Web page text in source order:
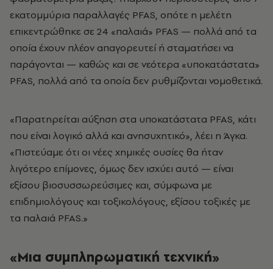
εκατομμύρια παραλλαγές PFAS, οπότε η μελέτη
επικεντρώθηκε σε 24 «παλαιά» PFAS — πολλά από τα
οποία έχουν πλέον απαγορευτεί ή σταματήσει να
παράγονται — καθώς και σε νεότερα «υποκατάστατα»
PFAS, πολλά από τα οποία δεν ρυθμίζονται νομοθετικά.
«Παρατηρείται αύξηση στα υποκατάστατα PFAS, κάτι
που είναι λογικό αλλά και ανησυχητικό», λέει η Άγκα.
«Πιστεύαμε ότι οι νέες χημικές ουσίες θα ήταν
λιγότερο επίμονες, όμως δεν ισχύει αυτό — είναι
εξίσου βιοσυσσωρεύσιμες και, σύμφωνα με
επιδημιολόγους και τοξικολόγους, εξίσου τοξικές με
τα παλαιά PFAS.»
«Μια συμπληρωματική τεχνική»